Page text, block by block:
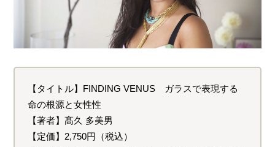
【タイトル】FINDING VENUS ガラスで表現する
命の根源と女性性
【著者】髙久 多美男
【定価】2,750円（税込）